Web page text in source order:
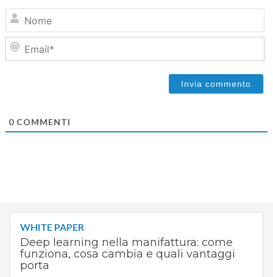
0COMMENTI
WHITE PAPER
Deep learning nella manifattura: come
funziona, cosa cambia e quali vantaggi
porta